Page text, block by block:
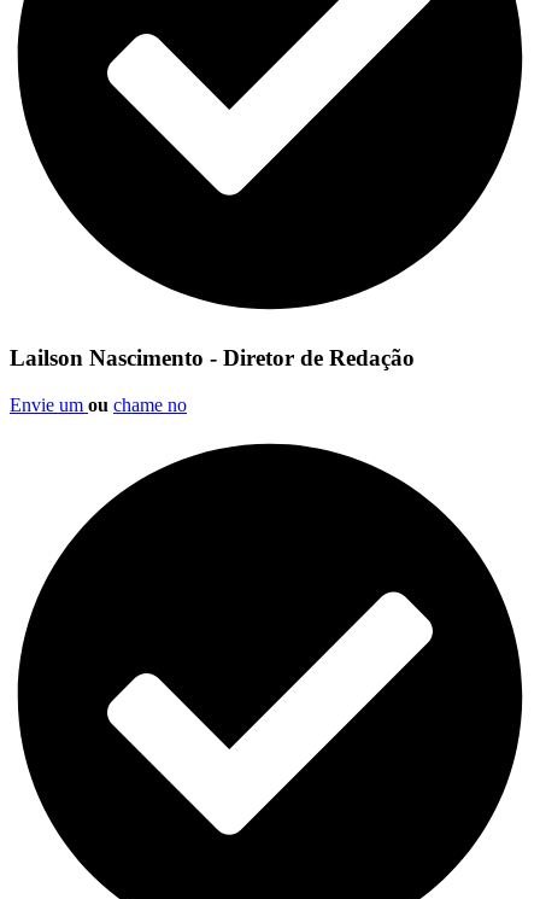
Lailson Nascimento - Diretor de Redação
Envie um ou chame no